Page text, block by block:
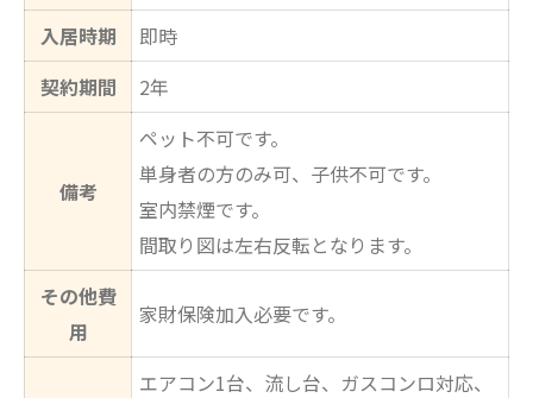
入居時期
即時
契約期間
2年
備考
ペット不可です。
単身者の方のみ可、子供不可です。
室内禁煙です。
間取り図は左右反転となります。
その他費
用
家財保険加入必要です。
エアコン1台、流し台、ガスコンロ対応、